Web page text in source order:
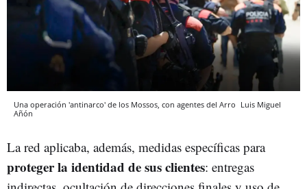
Una operación 'antinarco' de los Mossos, con agentes del Arro Luis Miguel
Añón
La red aplicaba, además, medidas específicas para
proteger la identidad de sus clientes: entregas